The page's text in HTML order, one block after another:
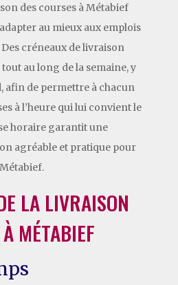
des courses à Métabief
au mieux aux emplois
créneaux de livraison
au long de la semaine, y
afin de permettre à chacun
à l’heure qui lui convient le
horaire garantit une
agréable et pratique pour
LA LIVRAISON
MÉTABIEF